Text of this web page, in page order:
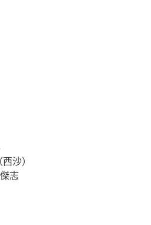
沙）
志